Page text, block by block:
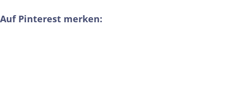
Auf Pinterest merken: